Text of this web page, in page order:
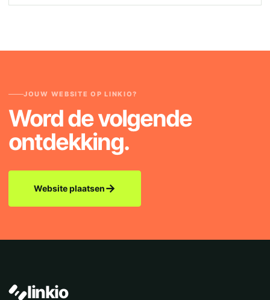
JOUW WEBSITE OP LINKIO?
Word de volgende
ontdekking.
Website plaatsen→
linkio